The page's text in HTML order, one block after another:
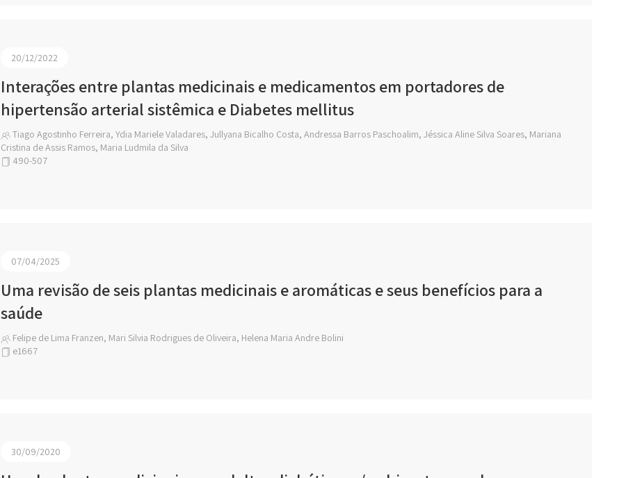
20/12/2022
Interações entre plantas medicinais e medicamentos em portadores de
hipertensão arterial sistêmica e Diabetes mellitus
Tiago Agostinho Ferreira, Ydia Mariele Valadares, Jullyana Bicalho Costa, Andressa Barros Paschoalim, Jéssica Aline Silva Soares, Mariana
Cristina de Assis Ramos, Maria Ludmila da Silva
490-507
07/04/2025
Uma revisão de seis plantas medicinais e aromáticas e seus benefícios para a
saúde
Felipe de Lima Franzen, Mari Silvia Rodrigues de Oliveira, Helena Maria Andre Bolini
e1667
30/09/2020